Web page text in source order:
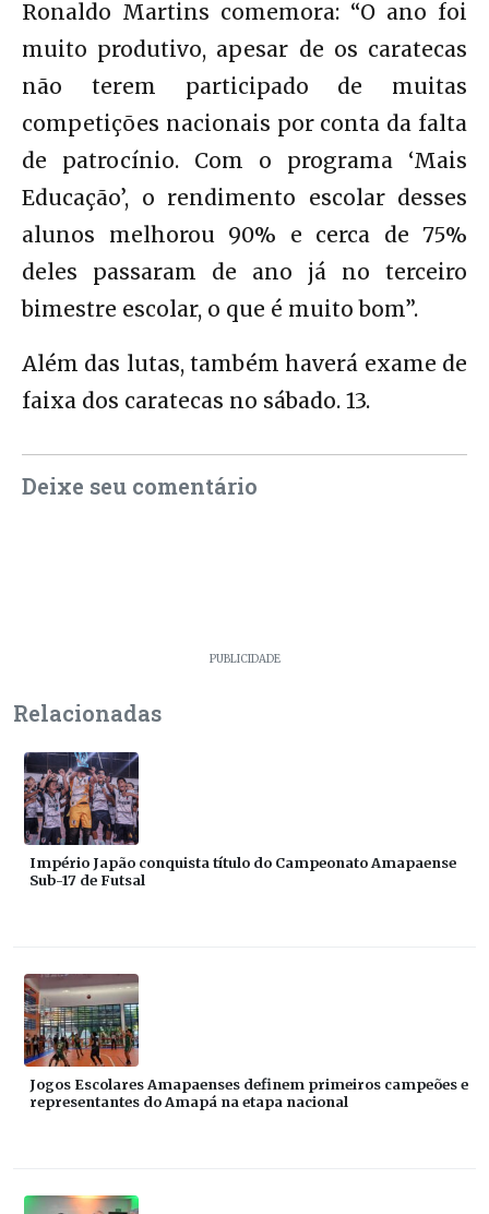
Ronaldo Martins comemora: “O ano foi
muito produtivo, apesar de os caratecas
não terem participado de muitas
competições nacionais por conta da falta
de patrocínio. Com o programa ‘Mais
Educação’, o rendimento escolar desses
alunos melhorou 90% e cerca de 75%
deles passaram de ano já no terceiro
bimestre escolar, o que é muito bom”.
Além das lutas, também haverá exame de
faixa dos caratecas no sábado. 13.
Deixe seu comentário
PUBLICIDADE
Relacionadas
Império Japão conquista título do Campeonato Amapaense
Sub-17 de Futsal
Jogos Escolares Amapaenses definem primeiros campeões e
representantes do Amapá na etapa nacional